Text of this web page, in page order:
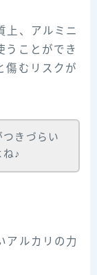
上、アルミニ
うことができ
傷むリスクが
きづらい
♪
アルカリの力